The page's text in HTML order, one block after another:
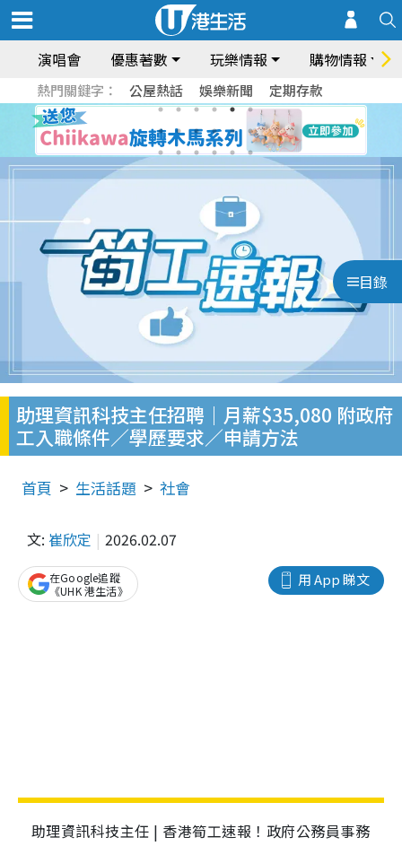
演唱會 優惠著數 玩樂情報 購物情報
熱門關鍵字： 公屋熱話 娛樂新聞 定期存款
目錄
助理資訊科技主任招聘｜月薪$35,080 附政府
工入職條件／學歷要求／申請方法
首頁 生活話題 社會
文: 崔欣定 2026.02.07
用 App 睇文
在Google追蹤
《UHK 港生活》
助理資訊科技主任 | 香港筍工速報！政府公務員事務